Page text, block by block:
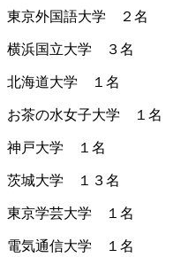
東京外国語大学 ２名
横浜国立大学 ３名
北海道大学 １名
お茶の水女子大学 １名
神戸大学 １名
茨城大学 １３名
東京学芸大学 １名
電気通信大学 １名